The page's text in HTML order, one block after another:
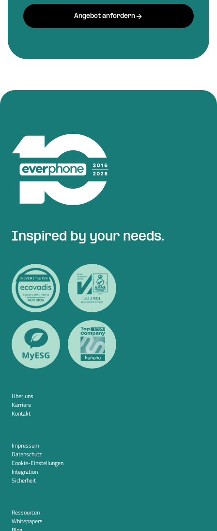
Angebot anfordern
Inspired by your needs.
Über uns
Karriere
Kontakt
Impressum
Datenschutz
Cookie-Einstellungen
Integration
Sicherheit
Ressourcen
Whitepapers